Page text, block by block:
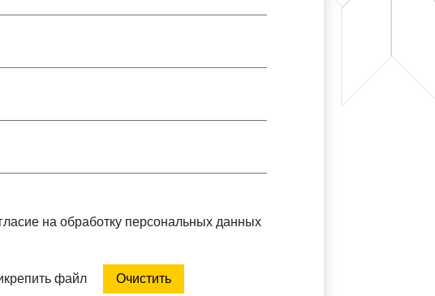
на обработку персональных данных
файл Очистить